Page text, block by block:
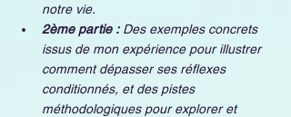
notre vie.
2ème partie : Des exemples concrets
issus de mon expérience pour illustrer
comment dépasser ses réflexes
conditionnés, et des pistes
méthodologiques pour explorer et